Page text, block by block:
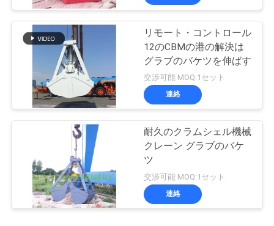
リモート・コントロール
12のCBMの港の解決は
グラブのバケツを伸ばす
交渉可能 MOQ:1セット
連絡
耐久のクラムシェル機械
クレーン グラブのバケ
ツ
交渉可能 MOQ:1セット
連絡